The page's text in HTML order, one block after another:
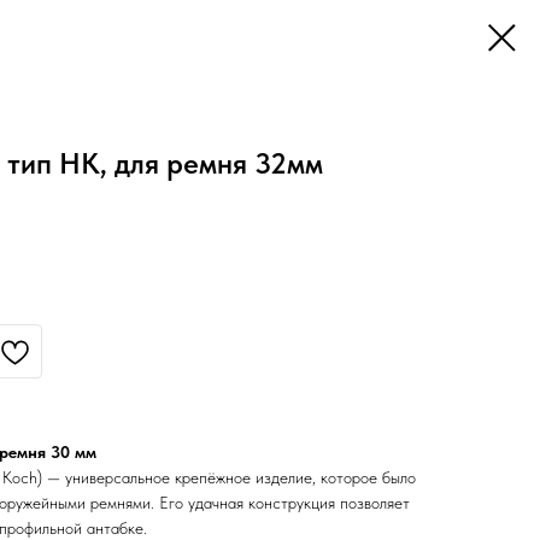
HK, для ремня 32мм
30 мм
— универсальное крепёжное изделие, которое было
ремнями. Его удачная конструкция позволяет
антабке.